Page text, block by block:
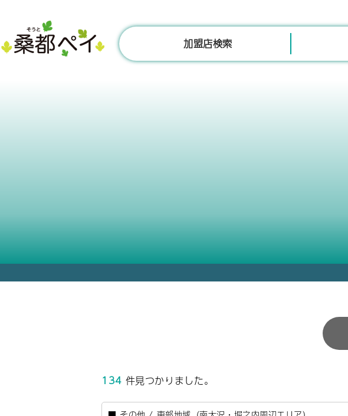
ン
加盟店検索
134 件見つかりました。